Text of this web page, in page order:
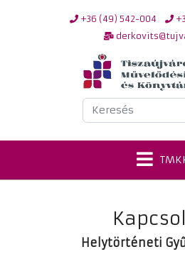
+36 (49) 542-004
Keresés
Helytörténeti